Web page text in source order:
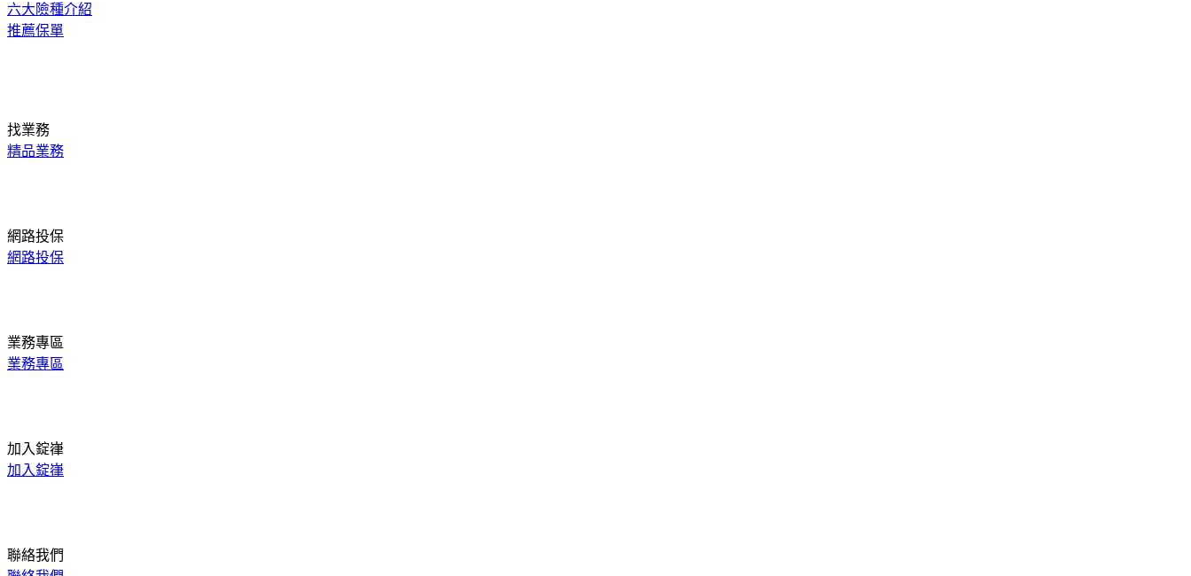
六大險種介紹
推薦保單
找業務
精品業務
網路投保
網路投保
業務專區
業務專區
加入錠嵂
加入錠嵂
聯絡我們